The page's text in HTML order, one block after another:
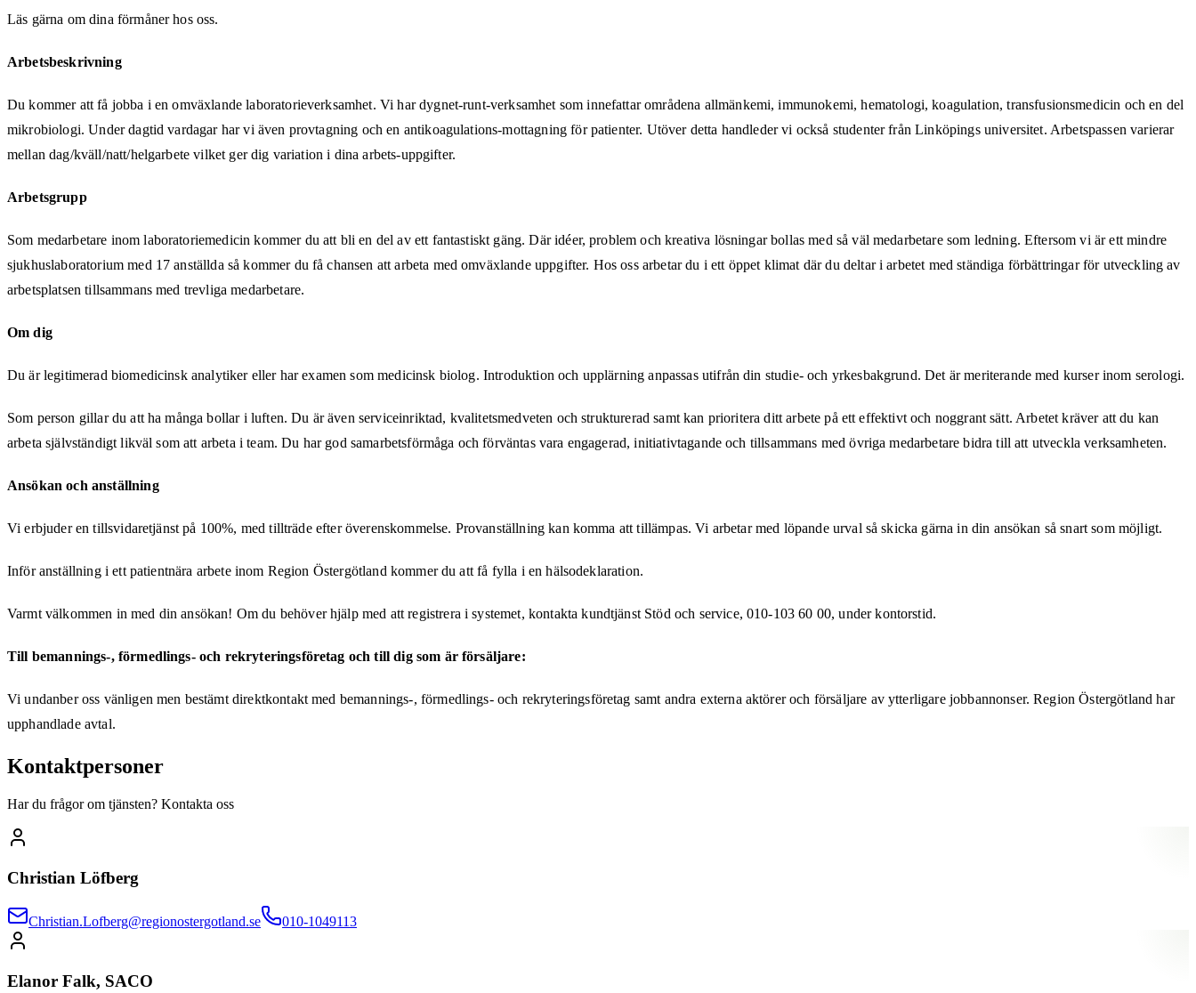
Läs gärna om dina förmåner hos oss.
Arbetsbeskrivning
Du kommer att få jobba i en omväxlande laboratorieverksamhet. Vi har dygnet-runt-verksamhet som innefattar områdena allmänkemi, immunokemi, hematologi, koagulation, transfusionsmedicin och en del
mikrobiologi. Under dagtid vardagar har vi även provtagning och en antikoagulations-mottagning för patienter. Utöver detta handleder vi också studenter från Linköpings universitet. Arbetspassen varierar
mellan dag/kväll/natt/helgarbete vilket ger dig variation i dina arbets-uppgifter.
Arbetsgrupp
Som medarbetare inom laboratoriemedicin kommer du att bli en del av ett fantastiskt gäng. Där idéer, problem och kreativa lösningar bollas med så väl medarbetare som ledning. Eftersom vi är ett mindre
sjukhuslaboratorium med 17 anställda så kommer du få chansen att arbeta med omväxlande uppgifter. Hos oss arbetar du i ett öppet klimat där du deltar i arbetet med ständiga förbättringar för utveckling av
arbetsplatsen tillsammans med trevliga medarbetare.
Om dig
Du är legitimerad biomedicinsk analytiker eller har examen som medicinsk biolog. Introduktion och upplärning anpassas utifrån din studie- och yrkesbakgrund. Det är meriterande med kurser inom serologi.
Som person gillar du att ha många bollar i luften. Du är även serviceinriktad, kvalitetsmedveten och strukturerad samt kan prioritera ditt arbete på ett effektivt och noggrant sätt. Arbetet kräver att du kan
arbeta självständigt likväl som att arbeta i team. Du har god samarbetsförmåga och förväntas vara engagerad, initiativtagande och tillsammans med övriga medarbetare bidra till att utveckla verksamheten.
Ansökan och anställning
Vi erbjuder en tillsvidaretjänst på 100%, med tillträde efter överenskommelse. Provanställning kan komma att tillämpas. Vi arbetar med löpande urval så skicka gärna in din ansökan så snart som möjligt.
Inför anställning i ett patientnära arbete inom Region Östergötland kommer du att få fylla i en hälsodeklaration.
Varmt välkommen in med din ansökan! Om du behöver hjälp med att registrera i systemet, kontakta kundtjänst Stöd och service, 010-103 60 00, under kontorstid.
Till bemannings-, förmedlings- och rekryteringsföretag och till dig som är försäljare:
Vi undanber oss vänligen men bestämt direktkontakt med bemannings-, förmedlings- och rekryteringsföretag samt andra externa aktörer och försäljare av ytterligare jobbannonser. Region Östergötland har
upphandlade avtal.
Kontaktpersoner
Har du frågor om tjänsten? Kontakta oss
Christian Löfberg
Christian.Lofberg@regionostergotland.se 010-1049113
Elanor Falk, SACO